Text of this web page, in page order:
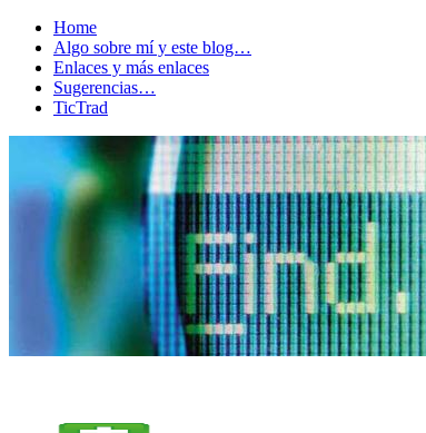
Home
Algo sobre mí y este blog…
Enlaces y más enlaces
Sugerencias…
TicTrad